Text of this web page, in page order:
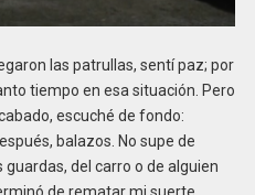
las patrullas, sentí paz; por
tiempo en esa situación. Pero
escuché de fondo:
balazos. No supe de
guardas, del carro o de alguien
de rematar mi suerte.